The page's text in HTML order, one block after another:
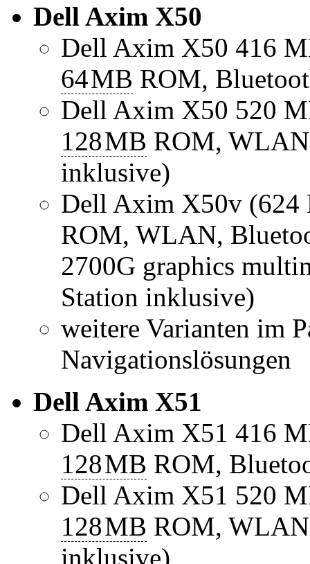
Dell Axim X50
Dell Axim X50 416
64MB ROM,
Dell Axim X50 520
128MB ROM,
inklusive)
Dell Axim X50v
ROM, WLAN,
2700G graphics
Station inklusive)
weitere Varianten im
Navigationslösungen
Dell Axim X51
Dell Axim X51 416
128MB ROM,
Dell Axim X51 520
128MB ROM,
inklusive)